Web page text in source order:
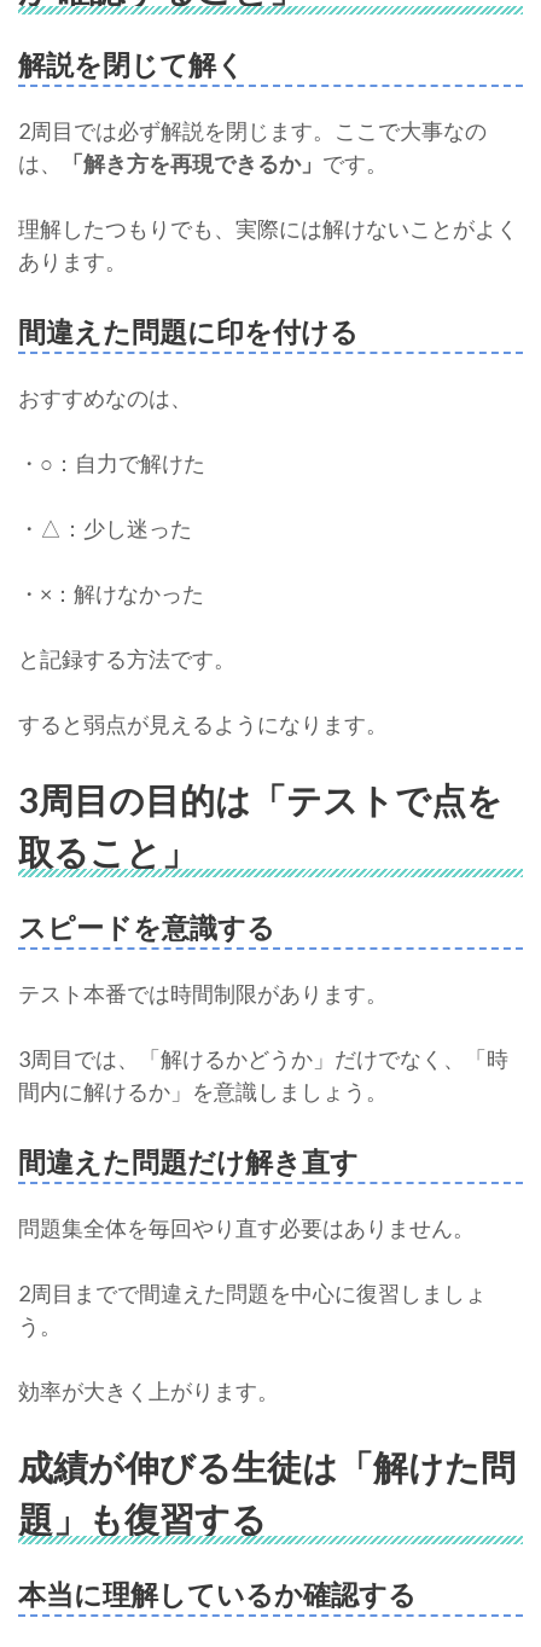
解説を閉じて解く
2周目では必ず解説を閉じます。ここで大事なの
は、
「解き方を再現できるか」 です。
理解したつもりでも、実際には解けないことがよく
あります。
間違えた問題に印を付ける
おすすめなのは、
・○：自力で解けた
・△：少し迷った
・×：解けなかった
と記録する方法です。
すると弱点が見えるようになります。
3周目の目的は「テストで点を
取ること」
スピードを意識する
テスト本番では時間制限があります。
3周目では、「解けるかどうか」だけでなく、「時
間内に解けるか」を意識しましょう。
間違えた問題だけ解き直す
問題集全体を毎回やり直す必要はありません。
2周目までで間違えた問題を中心に復習しましょ
う。
効率が大きく上がります。
成績が伸びる生徒は「解けた問
題」も復習する
本当に理解しているか確認する